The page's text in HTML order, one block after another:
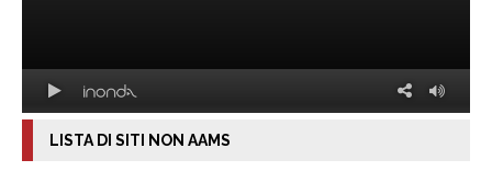
LISTA DI SITI NON AAMS